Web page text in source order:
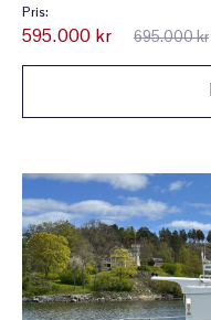
Pris:
595.000 kr 695.000 kr